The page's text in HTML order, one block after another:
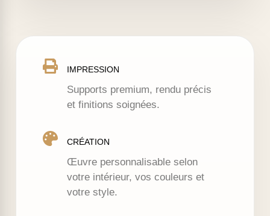
IMPRESSION
Supports premium, rendu précis
et finitions soignées.
CRÉATION
Œuvre personnalisable selon
votre intérieur, vos couleurs et
votre style.